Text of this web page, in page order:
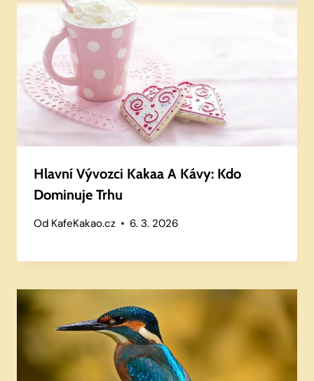
Hlavní Vývozci Kakaa A Kávy: Kdo
Dominuje Trhu
Od KafeKakao.cz 6. 3. 2026